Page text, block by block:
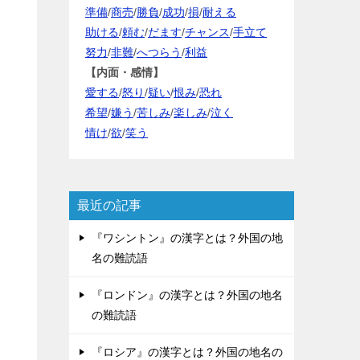
準備/商売/勝負/成功/損/耐える
助ける/頼む/だます/チャンス/手立て
努力/非難/へつらう/利益
【内面・感情】
愛する/怒り/疑い/恨み/恐れ
希望/嫌う/苦しみ/楽しみ/泣く
情け/欲/笑う
最近の記事
『ワシントン』の漢字とは？外国の地
名の難読語
『ロンドン』の漢字とは？外国の地名
の難読語
『ロシア』の漢字とは？外国の地名の